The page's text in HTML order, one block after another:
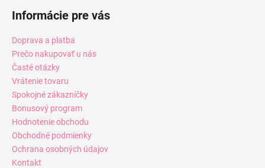
Informácie pre vás
Doprava a platba
Prečo nakupovať u nás
Časté otázky
Vrátenie tovaru
Spokojné zákazníčky
Bonusový program
Hodnotenie obchodu
Obchodné podmienky
Ochrana osobných údajov
Kontakt